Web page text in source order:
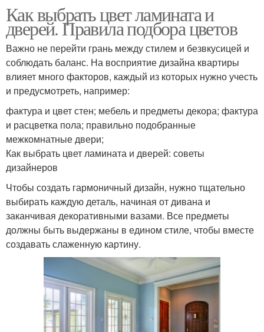
Как выбрать цвет ламината и
дверей. Правила подбора цветов
Важно не перейти грань между стилем и безвкусицей и
соблюдать баланс. На восприятие дизайна квартиры
влияет много факторов, каждый из которых нужно учесть
и предусмотреть, например:
фактура и цвет стен; мебель и предметы декора; фактура
и расцветка пола; правильно подобранные
межкомнатные двери;
Как выбрать цвет ламината и дверей: советы
дизайнеров
Чтобы создать гармоничный дизайн, нужно тщательно
выбирать каждую деталь, начиная от дивана и
заканчивая декоративными вазами. Все предметы
должны быть выдержаны в едином стиле, чтобы вместе
создавать слаженную картину.